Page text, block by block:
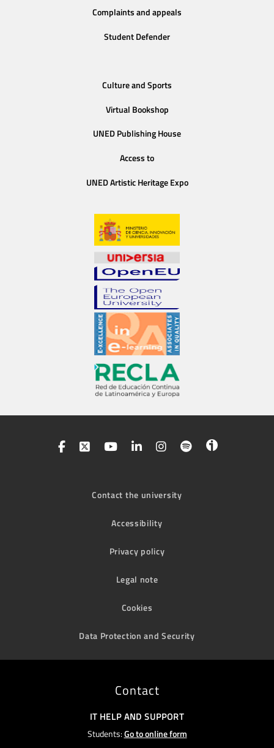
Complaints and appeals
Student Defender
Culture and Sports
Virtual Bookshop
UNED Publishing House
Access to
UNED Artistic Heritage Expo
Contact the university
Accessibility
Privacy policy
Legal note
Cookies
Data Protection and Security
Contact
IT HELP AND SUPPORT
Students:Go to online form